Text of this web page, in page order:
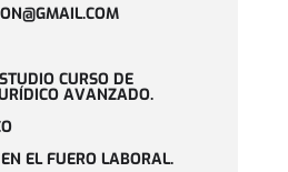
CURSO DE
AVANZADO.
EL FUERO LABORAL.